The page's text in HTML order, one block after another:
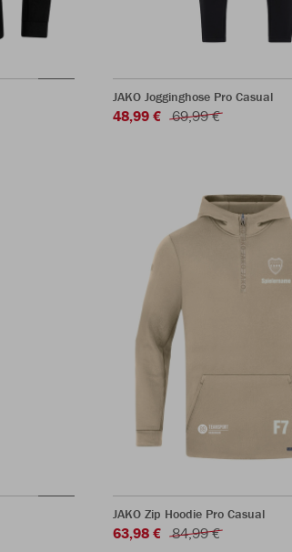
JAKO Jogginghose Pro Casual
48,99 € 69,99 €
JAKO Zip Hoodie Pro Casual
63,98 € 84,99 €